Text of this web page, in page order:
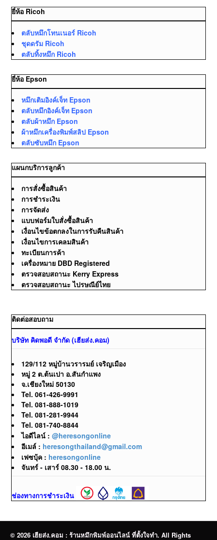
ยี่ห้อ Ricoh
ตลับหมึกโทนเนอร์ Ricoh
ชุดดรัม Ricoh
ตลับทิ้งหมึก Ricoh
ยี่ห้อ Epson
หมึกเติมอิงค์เจ็ท Epson
ตลับหมึกอิงค์เจ็ท Epson
ตลับผ้าหมึก Epson
ผ้าหมึกเครื่องพิมพ์สลิป Epson
ตลับซับหมึก Epson
แผนกบริการลูกค้า
การสั่งซื้อสินค้า
การชำระเงิน
การจัดส่ง
แบบฟอร์มใบสั่งซื้อสินค้า
เงื่อนไขข้อตกลงในการรับคืนสินค้า
เงื่อนไขการเคลมสินค้า
ทะเบียนการค้า
เครื่องหมาย DBD Registered
ตรวจสอบสถานะ Kerry Express
ตรวจสอบสถานะ ไปรษณีย์ไทย
ติดต่อสอบถาม
บริษัท คิดพอดี จำกัด (เฮียส่ง.คอม)
129/112 หมู่บ้านวรารมย์ เจริญเมือง
หมู่ 2 ต.ต้นเปา อ.สันกำแพง
จ.เชียงใหม่ 50130
Tel. 061-426-9991
Tel. 081-888-1019
Tel. 081-281-9944
Tel. 081-740-8844
ไอดีไลน์ : @heresongonline
อีเมล์ : heresongthailand@gmail.com
เฟซบุ้ค : heresongonline
จันทร์ - เสาร์ 08.30 - 18.00 น.
ช่องทางการชำระเงิน
© 2026 เฮียส่ง.คอม : ร้านหมึกพิมพ์ออนไลน์ ที่ตั้งใจทำ. All Rights